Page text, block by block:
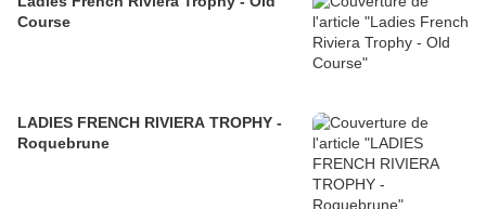
Course
LADIES FRENCH RIVIERA TROPHY -
Roquebrune